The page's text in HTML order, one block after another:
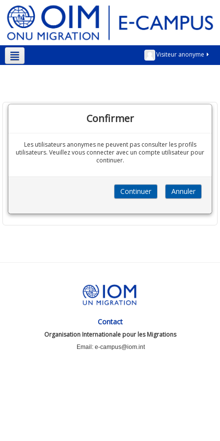
Visiteur anonyme
Confirmer
Les utilisateurs anonymes ne peuvent pas consulter les profils
utilisateurs. Veuillez vous connecter avec un compte utilisateur pour
continuer.
Contact
Organisation Internationale pour les Migrations
Email: e-campus@iom.int